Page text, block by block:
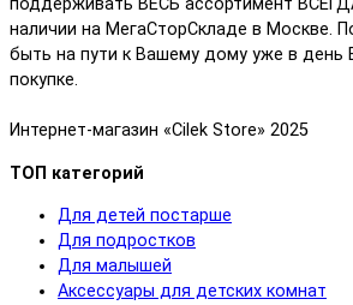
поддерживать ВЕСЬ ассортимент
наличии на МегаСторСкладе в Москве.
быть на пути к Вашему дому уже в день
покупке.
Интернет-магазин «Cilek Store» 2025
ТОП категорий
Для детей постарше
Для подростков
Для малышей
Аксессуары для детских комнат